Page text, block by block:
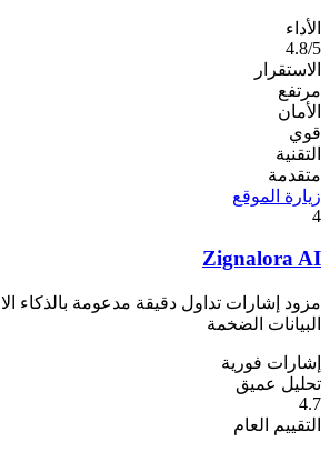
الأداء
4.8/5
الاستقرار
مرتفع
الأمان
قوي
التقنية
متقدمة
زيارة الموقع
4
Zignalora AI
مزود إشارات تداول دقيقة مدعومة بالذكاء
البيانات الضخمة
إشارات فورية
تحليل عميق
4.7
التقييم العام